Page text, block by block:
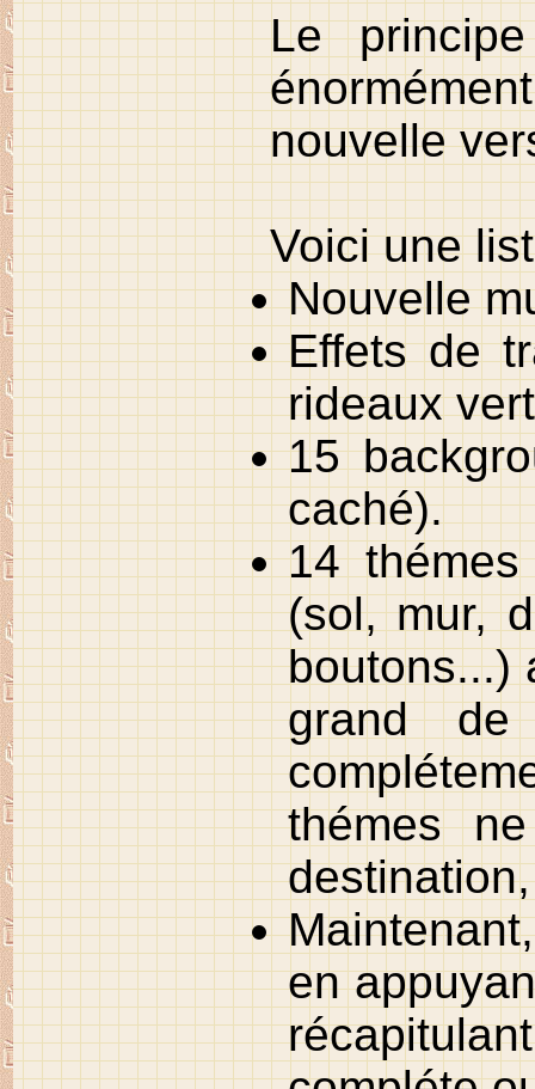
Le
nouvelle
Voici une
Nouvelle
Effets de
rideaux
15
caché).
14
(sol, mur,
boutons...)
grand
thémes
en